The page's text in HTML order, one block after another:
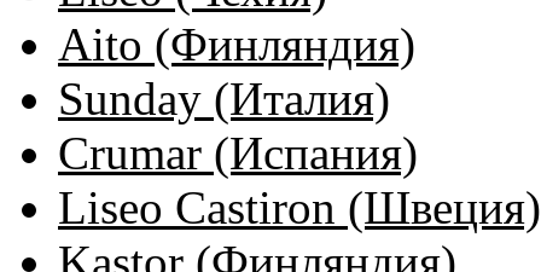
Aito (Финляндия)
Sunday (Италия)
Crumar (Испания)
Liseo Castiron (Швеция)